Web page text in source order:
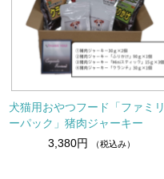
犬猫用おやつフード「ファミリ
ーパック」猪肉ジャーキー
3,380円
（税込み）